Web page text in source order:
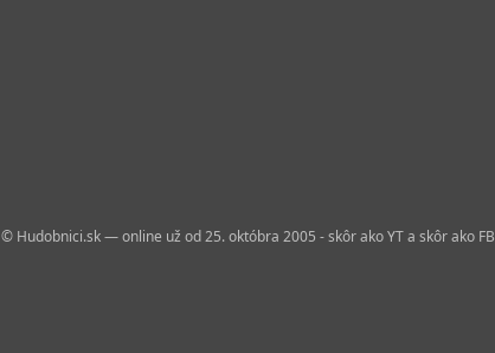
© Hudobnici.sk — online už od 25. októbra 2005 - skôr ako YT a skôr ako FB